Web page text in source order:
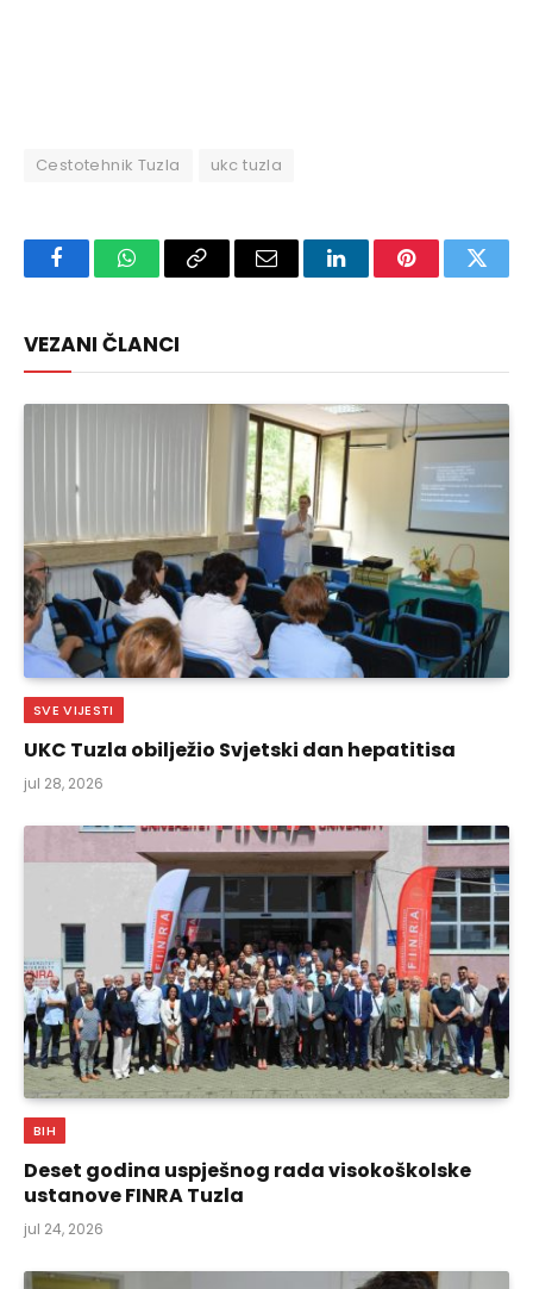
Cestotehnik Tuzla ukc tuzla
FacebookWhatsAppCopy
Email LinkedInPinterest
VEZANI ČLANCI
SVE VIJESTI
UKC Tuzla obilježio Svjetski dan hepatitisa
jul 28, 2026
BIH
Deset godina uspješnog rada visokoškolske
ustanove FINRA Tuzla
jul 24, 2026